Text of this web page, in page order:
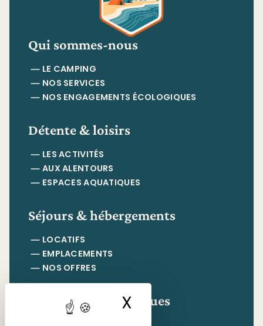
X Masquer le
Qui sommes-nous
LE CAMPING
NOS SERVICES
NOS ENGAGEMENTS ÉCOLOGIQUES
Détente & loisirs
LES ACTIVITÉS
AUX ALENTOURS
ESPACES AQUATIQUES
Séjours & hébergements
LOCATIFS
EMPLACEMENTS
NOS OFFRES
Informations pratiques